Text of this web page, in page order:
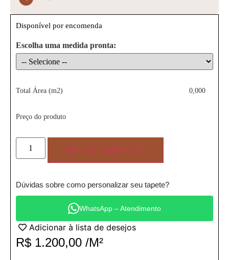
Disponível por encomenda
Escolha uma medida pronta:
Total Área (m2) 0,000
Preço do produto
ADC AO CARRINHO
Dúvidas sobre como personalizar seu tapete?
WhatsApp – Atendimento
Adicionar à lista de desejos
R$ 1.200,00 /M²